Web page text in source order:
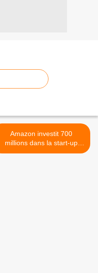
Amazon investit 700
millions dans la start-up
Rivian! >